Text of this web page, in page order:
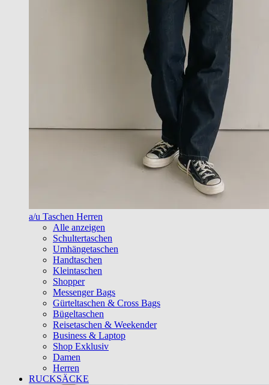
a/u Taschen Herren
Alle anzeigen
Schultertaschen
Umhängetaschen
Handtaschen
Kleintaschen
Shopper
Messenger Bags
Gürteltaschen & Cross Bags
Bügeltaschen
Reisetaschen & Weekender
Business & Laptop
Shop Exklusiv
Damen
Herren
RUCKSÄCKE